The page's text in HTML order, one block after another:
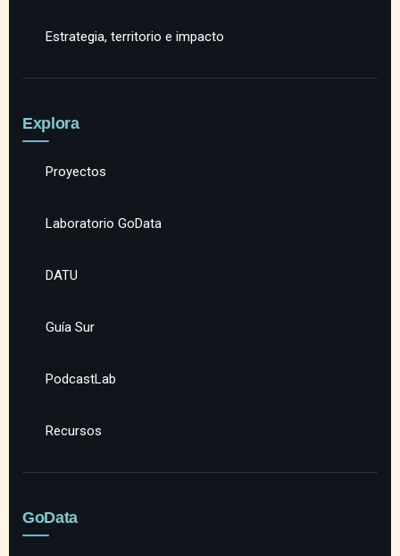
Estrategia, territorio e impacto
Explora
Proyectos
Laboratorio GoData
DATU
Guía Sur
PodcastLab
Recursos
GoData